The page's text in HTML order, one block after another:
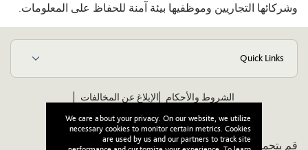
وشركائها التجاريين وموظفيها بيئة آمنة للحفاظ على المعلومات.
Quick Links
الشروط والأحكام
الإبلاغ عن المخالفات
قم بتحميل تطبيقنا:
We care about your privacy. On our website, we utilize
necessary cookies to monitor certain metrics. Cookies
are used by us and our partners to track site